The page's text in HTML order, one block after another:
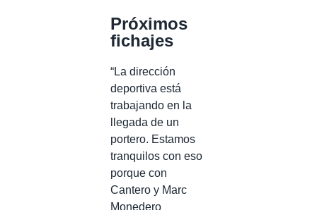
Próximos
fichajes
“La dirección
deportiva está
trabajando en la
llegada de un
portero. Estamos
tranquilos con eso
porque con
Cantero y Marc
Monedero